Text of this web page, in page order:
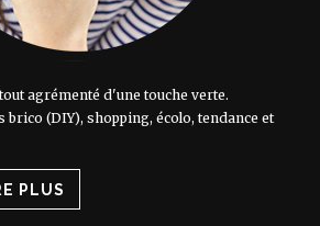
agrémenté d'une touche verte.
brico (DIY), shopping, écolo, tendance et
PLUS